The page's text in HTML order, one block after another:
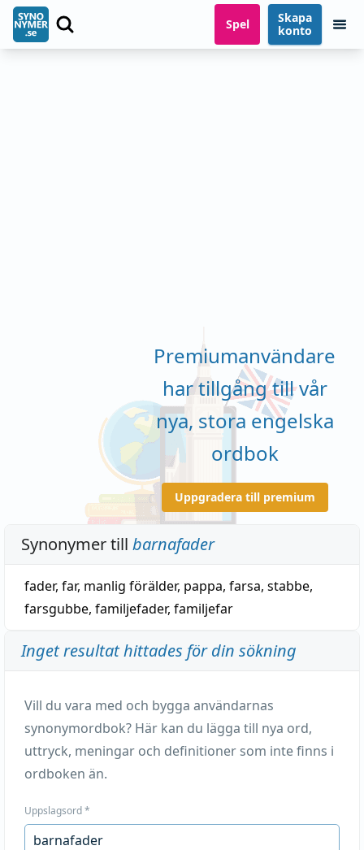
Spel
Skapa
konto
Premiumanvändare
har tillgång till vår
nya, stora engelska
ordbok
Uppgradera till premium
Synonymer till barnafader
fader, far, manlig förälder, pappa, farsa, stabbe,
farsgubbe, familjefader, familjefar
Inget resultat hittades för din sökning
Vill du vara med och bygga användarnas
synonymordbok? Här kan du lägga till nya ord,
uttryck, meningar och definitioner som inte finns i
ordboken än.
Uppslagsord*